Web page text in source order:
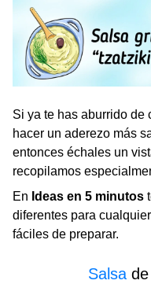
Si ya te has aburrido de
hacer un aderezo más
entonces échales un
recopilamos
En Ideas en 5 minutos
diferentes para
fáciles de preparar.
Salsa